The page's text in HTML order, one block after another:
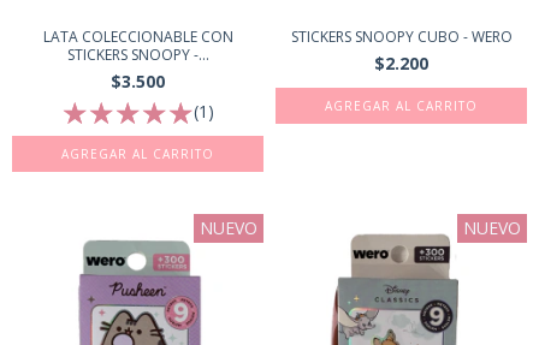
LATA COLECCIONABLE CON
STICKERS SNOOPY -...
$3.500
(1)
STICKERS SNOOPY CUBO - WERO
$2.200
NUEVO NUEVO